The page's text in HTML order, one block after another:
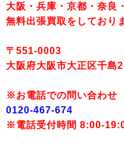
大阪・兵庫・京都・奈良
無料出張買取をしており
〒551-0003
大阪府大阪市大正区千島
※お電話での問い合わせ
0120-467-674
※電話受付時間 8:00-